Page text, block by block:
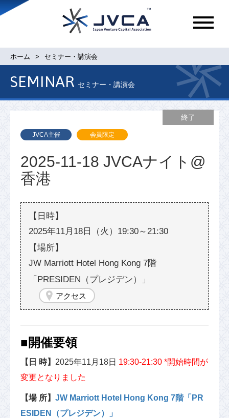
メ
ュ
ホーム セミナー・講演会
SEMINAR セミナー・講演会
JVCA主催
終了
会員限定
2025-11-18 JVCAナイト@
香港
2025年11月18日（火）19:30～21:30
JW Marriott Hotel Hong Kong 7階
「PRESIDEN（プレジデン）」
アクセス
■開催要領
【日 時】 2025年11月18日 19:30-21:30 *開始時間が
変更となりました
【場 所】 JW Marriott Hotel Hong Kong 7階「PR
ESIDEN（プレジデン）」